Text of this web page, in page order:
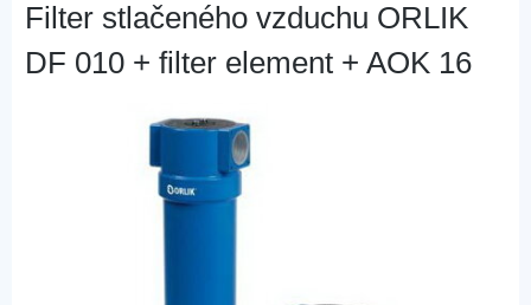
Filter stlačeného vzduchu ORLIK
DF 010 + filter element + AOK 16